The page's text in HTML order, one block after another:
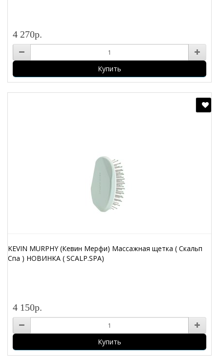
4 270р.
Купить
KEVIN MURPHY (Кевин Мерфи) Массажная щетка ( Скальп
Спа ) НОВИНКА ( SCALP.SPA)
4 150р.
Купить